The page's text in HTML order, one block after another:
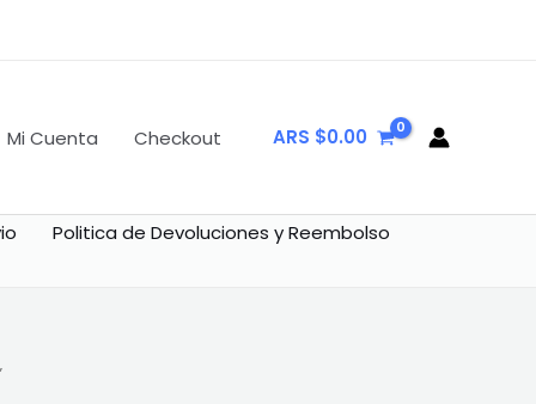
Mi Cuenta Checkout ARS $0.00
Politica de Devoluciones y Reembolso